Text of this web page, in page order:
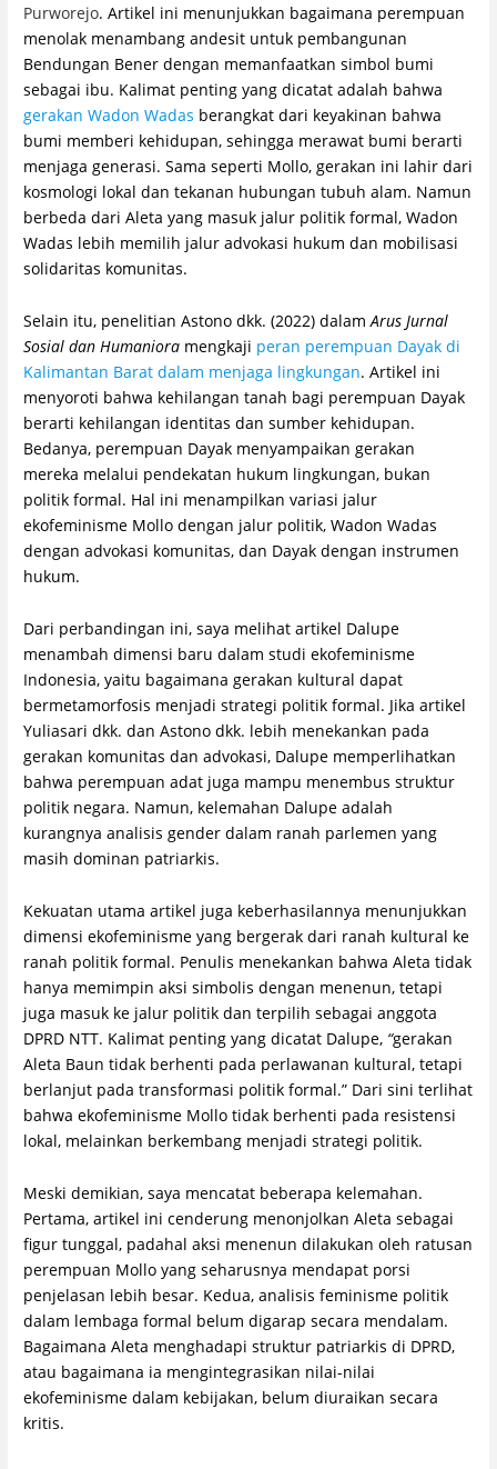
Purworejo. Artikel ini menunjukkan bagaimana perempuan
menolak menambang andesit untuk pembangunan
Bendungan Bener dengan memanfaatkan simbol bumi
sebagai ibu. Kalimat penting yang dicatat adalah bahwa
gerakan Wadon Wadas berangkat dari keyakinan bahwa
bumi memberi kehidupan, sehingga merawat bumi berarti
menjaga generasi. Sama seperti Mollo, gerakan ini lahir dari
kosmologi lokal dan tekanan hubungan tubuh alam. Namun
berbeda dari Aleta yang masuk jalur politik formal, Wadon
Wadas lebih memilih jalur advokasi hukum dan mobilisasi
solidaritas komunitas.
Selain itu, penelitian Astono dkk. (2022) dalamArus Jurnal
Sosial dan Humaniora mengkaji peran perempuan Dayak di
Kalimantan Barat dalam menjaga lingkungan. Artikel ini
menyoroti bahwa kehilangan tanah bagi perempuan Dayak
berarti kehilangan identitas dan sumber kehidupan.
Bedanya, perempuan Dayak menyampaikan gerakan
mereka melalui pendekatan hukum lingkungan, bukan
politik formal. Hal ini menampilkan variasi jalur
ekofeminisme Mollo dengan jalur politik, Wadon Wadas
dengan advokasi komunitas, dan Dayak dengan instrumen
hukum.
Dari perbandingan ini, saya melihat artikel Dalupe
menambah dimensi baru dalam studi ekofeminisme
Indonesia, yaitu bagaimana gerakan kultural dapat
bermetamorfosis menjadi strategi politik formal. Jika artikel
Yuliasari dkk. dan Astono dkk. lebih menekankan pada
gerakan komunitas dan advokasi, Dalupe memperlihatkan
bahwa perempuan adat juga mampu menembus struktur
politik negara. Namun, kelemahan Dalupe adalah
kurangnya analisis gender dalam ranah parlemen yang
masih dominan patriarkis.
Kekuatan utama artikel juga keberhasilannya menunjukkan
dimensi ekofeminisme yang bergerak dari ranah kultural ke
ranah politik formal. Penulis menekankan bahwa Aleta tidak
hanya memimpin aksi simbolis dengan menenun, tetapi
juga masuk ke jalur politik dan terpilih sebagai anggota
DPRD NTT. Kalimat penting yang dicatat Dalupe, “gerakan
Aleta Baun tidak berhenti pada perlawanan kultural, tetapi
berlanjut pada transformasi politik formal.” Dari sini terlihat
bahwa ekofeminisme Mollo tidak berhenti pada resistensi
lokal, melainkan berkembang menjadi strategi politik.
Meski demikian, saya mencatat beberapa kelemahan.
Pertama, artikel ini cenderung menonjolkan Aleta sebagai
figur tunggal, padahal aksi menenun dilakukan oleh ratusan
perempuan Mollo yang seharusnya mendapat porsi
penjelasan lebih besar. Kedua, analisis feminisme politik
dalam lembaga formal belum digarap secara mendalam.
Bagaimana Aleta menghadapi struktur patriarkis di DPRD,
atau bagaimana ia mengintegrasikan nilai-nilai
ekofeminisme dalam kebijakan, belum diuraikan secara
kritis.